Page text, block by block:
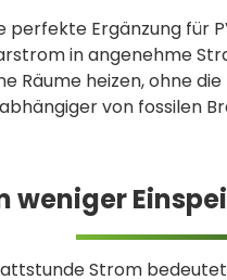
perfekte Ergänzung für
in angenehme
Räume heizen, ohne
von fossilen
weniger
Strom